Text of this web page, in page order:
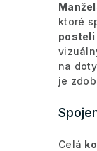
ktoré
posteli
na
je
Celá